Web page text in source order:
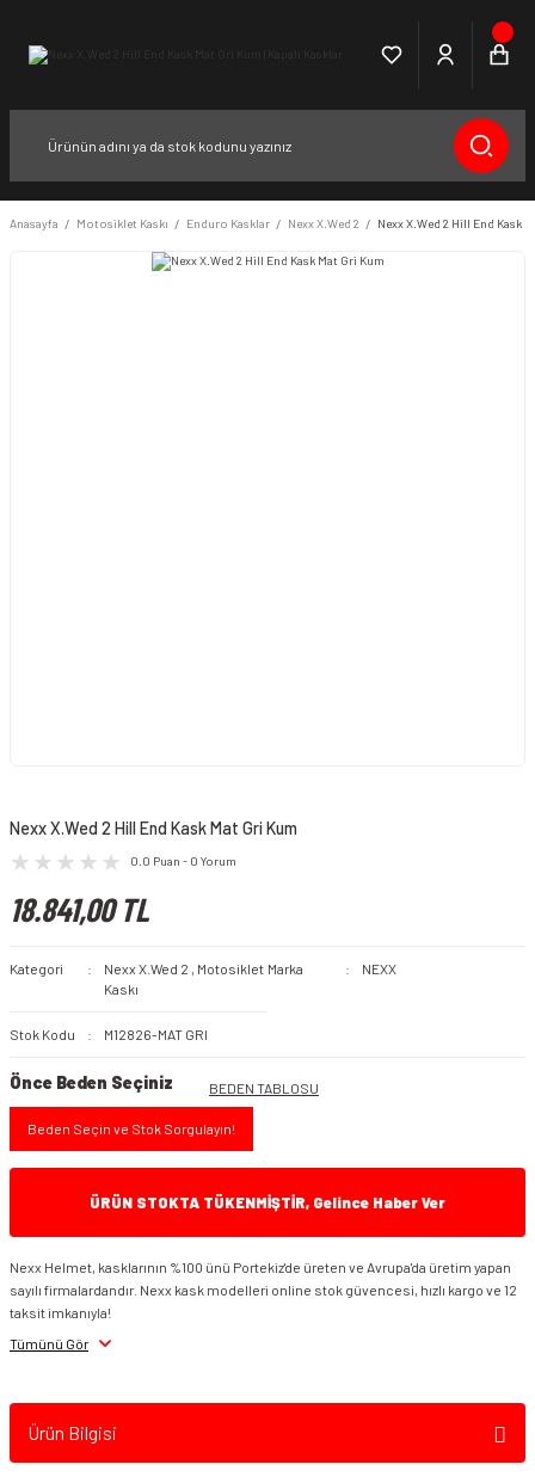
Anasayfa Motosiklet Kaskı Enduro Kasklar Nexx X.Wed 2 Nexx X.Wed 2 Hill End Kask
Nexx X.Wed 2 Hill End Kask Mat Gri Kum
0.0 Puan - 0 Yorum
18.841,00 TL
Kategori Nexx X.Wed 2 , Motosiklet
Kaskı
Marka NEXX
Stok Kodu M12826-MAT GRI
Önce Beden Seçiniz BEDEN TABLOSU
Beden Seçin ve Stok Sorgulayın!
ÜRÜN STOKTA TÜKENMİŞTİR, Gelince Haber Ver
Nexx Helmet, kasklarının %100 ünü Portekiz'de üreten ve Avrupa'da üretim yapan
sayılı firmalardandır. Nexx kask modelleri online stok güvencesi, hızlı kargo ve 12
taksit imkanıyla!
Tümünü Gör
Ürün Bilgisi